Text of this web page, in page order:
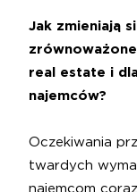
Jak zmieniają
real estate i
najemców?
Oczekiwania
twardych
najemcom